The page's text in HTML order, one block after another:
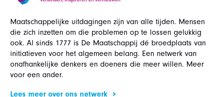
Maatschappelijke uitdagingen zijn van alle tijden. Mensen
die zich inzetten om die problemen op te lossen gelukkig
ook. Al sinds 1777 is De Maatschappij dé broedplaats van
initiatieven voor het algemeen belang. Een netwerk van
onafhankelijke denkers en doeners die meer willen. Meer
voor een ander.
Lees meer over ons netwerk